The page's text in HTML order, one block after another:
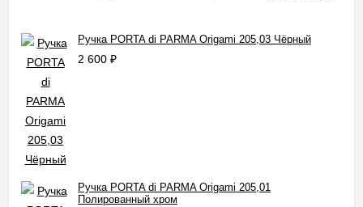
Ручка PORTA di PARMA Origami 205,03 Чёрный
2 600 ₽
Ручка PORTA di PARMA Origami 205,01
Полированный хром